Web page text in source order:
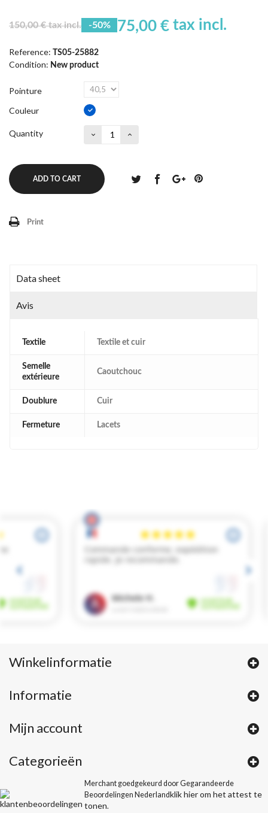
150,00 € tax incl. -50% 75,00 € tax incl.
Reference: TS05-25882
Condition: New product
Pointure
Couleur
Quantity
ADD TO CART
Print
Data sheet
Avis
Textile Textile et cuir
Semelle
extérieure
Caoutchouc
Doublure Cuir
Fermeture Lacets
Winkelinformatie
Informatie
Mijn account
Categorieën
Merchant goedgekeurd door Gegarandeerde
Beoordelingen Nederlandklik hier om het attest te
tonen.